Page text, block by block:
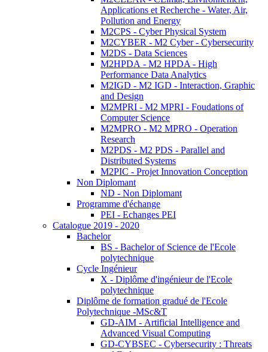
Applications et Recherche - Water, Air,
Pollution and Energy
M2CPS - Cyber Physical System
M2CYBER - M2 Cyber - Cybersecurity
M2DS - Data Sciences
M2HPDA - M2 HPDA - High
Performance Data Analytics
M2IGD - M2 IGD - Interaction, Graphic
and Design
M2MPRI - M2 MPRI - Foudations of
Computer Science
M2MPRO - M2 MPRO - Operation
Research
M2PDS - M2 PDS - Parallel and
Distributed Systems
M2PIC - Projet Innovation Conception
Non Diplomant
ND - Non Diplomant
Programme d'échange
PEI - Echanges PEI
Catalogue 2019 - 2020
Bachelor
BS - Bachelor of Science de l'Ecole
polytechnique
Cycle Ingénieur
X - Diplôme d'ingénieur de l'Ecole
polytechnique
Diplôme de formation gradué de l'Ecole
Polytechnique -MSc&T
GD-AIM - Artificial Intelligence and
Advanced Visual Computing
GD-CYBSEC - Cybersecurity : Threats